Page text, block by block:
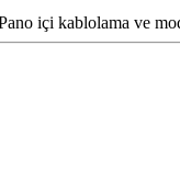
içi kablolama ve